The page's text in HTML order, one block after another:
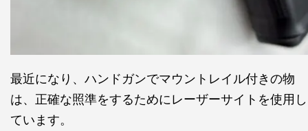
最近になり、ハンドガンでマウントレイル付きの物
は、正確な照準をするためにレーザーサイトを使用し
ています。